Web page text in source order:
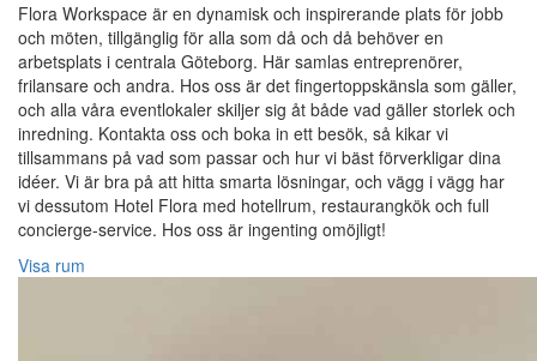
Flora Workspace är en dynamisk och inspirerande plats för jobb
och möten, tillgänglig för alla som då och då behöver en
arbetsplats i centrala Göteborg. Här samlas entreprenörer,
frilansare och andra. Hos oss är det fingertoppskänsla som gäller,
och alla våra eventlokaler skiljer sig åt både vad gäller storlek och
inredning. Kontakta oss och boka in ett besök, så kikar vi
tillsammans på vad som passar och hur vi bäst förverkligar dina
idéer. Vi är bra på att hitta smarta lösningar, och vägg i vägg har
vi dessutom Hotel Flora med hotellrum, restaurangkök och full
concierge-service. Hos oss är ingenting omöjligt!
Visa rum